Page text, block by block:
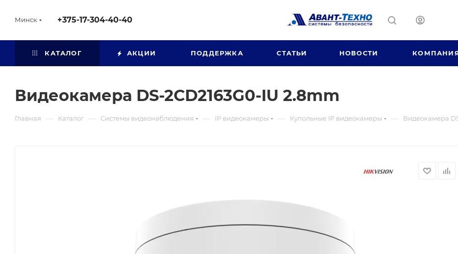
Минск +375-17-304-40-40
КАТАЛОГ АКЦИИ ПОДДЕРЖКА СТАТЬИ НОВОСТИ
Видеокамера DS-2CD2163G0-IU 2.8mm
Главная — Каталог — Системы видеонаблюдения — IP видеокамеры — Купольные IP видеокамеры — Видеокамера